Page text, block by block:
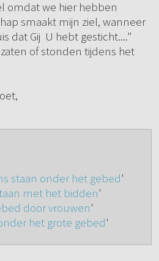
omdat we hier hebben
smaakt mijn ziel, wanneer
dat Gij U hebt gesticht...."
of stonden tijdens het
staan onder het gebed'
met het bidden'
door vrouwen'
het grote gebed'